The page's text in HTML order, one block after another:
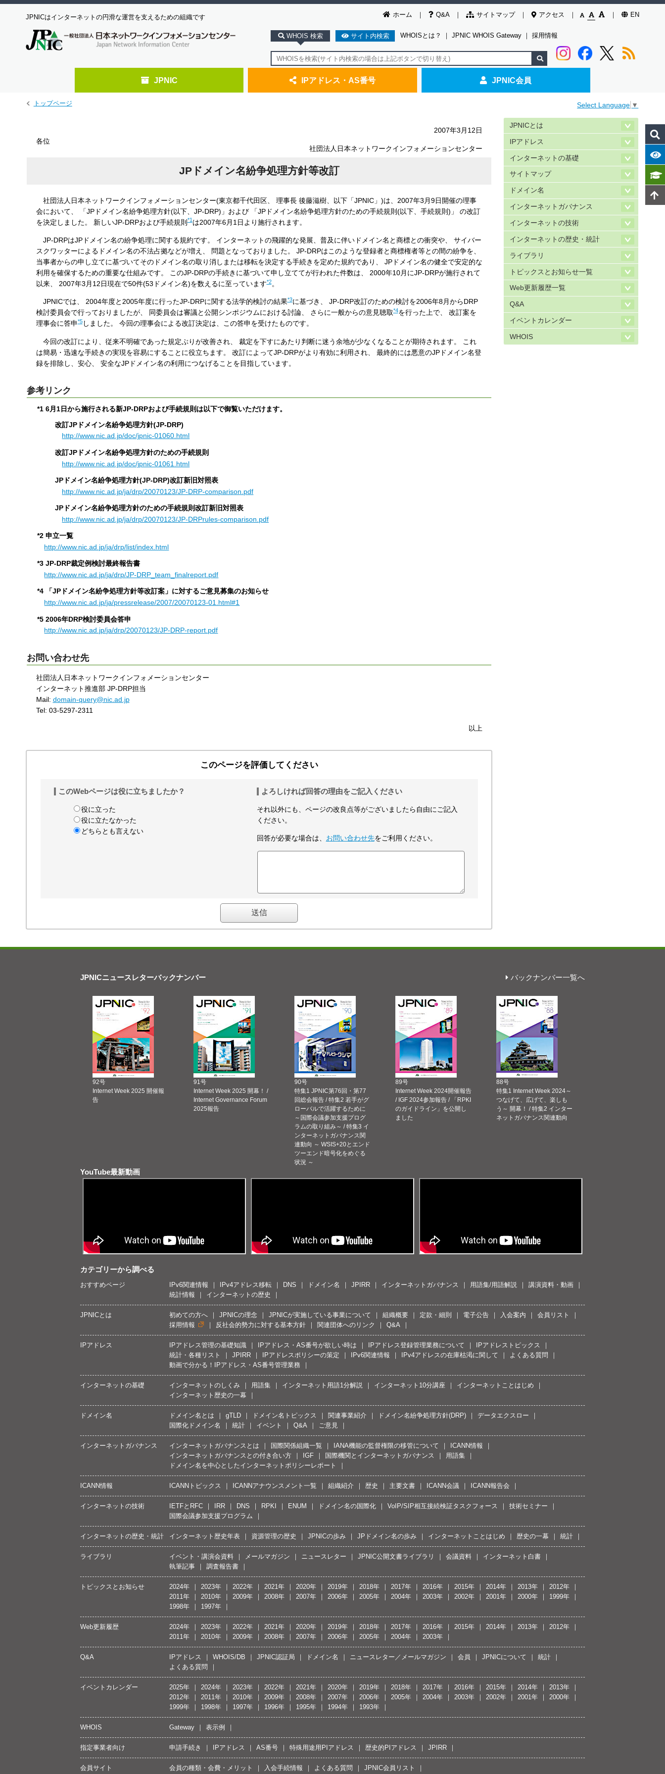
ホーム Q&A サイトマップ アクセス EN
JPNICはインターネットの円滑な運営を支えるための組織です
WHOIS 検索 サイト内検索 WHOISとは？ ｜ JPNIC WHOIS Gateway ｜ 採用情報
JPNIC IPアドレス・AS番号 JPNIC会員
トップページ Select Language ▼
2007年3月12日
各位
社団法人日本ネットワークインフォメーションセンター
JPドメイン名紛争処理方針等改訂
社団法人日本ネットワークインフォメーションセンター(東京都千代田区、 理事長 後藤滋樹、以下「JPNIC」)は、2007年3月9日開催の理事
会において、 「JPドメイン名紛争処理方針(以下、JP-DRP)」および 「JPドメイン名紛争処理方針のための手続規則(以下、手続規則)」 の改訂
を決定しました。 新しいJP-DRPおよび手続規則*1 は2007年6月1日より施行されます。
JP-DRPはJPドメイン名の紛争処理に関する規約です。 インターネットの飛躍的な発展、普及に伴いドメイン名と商標との衝突や、 サイバー
スクワッターによるドメイン名の不法占拠などが増え、 問題となっておりました。 JP-DRPはこのような登録者と商標権者等との間の紛争を、
当事者からの申し立てに基づいてそのドメイン名の取り消しまたは移転を決定する手続きを定めた規約であり、 JPドメイン名の健全で安定的な
利用を確保するための重要な仕組みです。 このJP-DRPの手続きに基づいて申し立ててが行われた件数は、 2000年10月にJP-DRPが施行されて
以来、 2007年3月12日現在で50件(53ドメイン名)を数えるに至っています*2。
JPNICでは、 2004年度と2005年度に行ったJP-DRPに関する法学的検討の結果*3に基づき、 JP-DRP改訂のための検討を2006年8月からDRP
検討委員会で行っておりましたが、 同委員会は審議と公開シンポジウムにおける討論、 さらに一般からの意見聴取*4を行った上で、 改訂案を
理事会に答申*5しました。 今回の理事会による改訂決定は、この答申を受けたものです。
今回の改訂により、従来不明確であった規定ぶりが改善され、 裁定を下すにあたり判断に迷う余地が少なくなることが期待されます。 これ
は簡易・迅速な手続きの実現を容易にすることに役立ちます。 改訂によってJP-DRPがより有効に利用され、 最終的には悪意のJPドメイン名登
録を排除し、安心、 安全なJPドメイン名の利用につなげることを目指しています。
参考リンク
*1 6月1日から施行される新JP-DRPおよび手続規則は以下で御覧いただけます。
改訂JPドメイン名紛争処理方針(JP-DRP)
http://www.nic.ad.jp/doc/jpnic-01060.html
改訂JPドメイン名紛争処理方針のための手続規則
http://www.nic.ad.jp/doc/jpnic-01061.html
JPドメイン名紛争処理方針(JP-DRP)改訂新旧対照表
http://www.nic.ad.jp/ja/drp/20070123/JP-DRP-comparison.pdf
JPドメイン名紛争処理方針のための手続規則改訂新旧対照表
http://www.nic.ad.jp/ja/drp/20070123/JP-DRPrules-comparison.pdf
*2 申立一覧
http://www.nic.ad.jp/ja/drp/list/index.html
*3 JP-DRP裁定例検討最終報告書
http://www.nic.ad.jp/ja/drp/JP-DRP_team_finalreport.pdf
*4 「JPドメイン名紛争処理方針等改訂案」に対するご意見募集のお知らせ
http://www.nic.ad.jp/ja/pressrelease/2007/20070123-01.html#1
*5 2006年DRP検討委員会答申
http://www.nic.ad.jp/ja/drp/20070123/JP-DRP-report.pdf
お問い合わせ先
社団法人日本ネットワークインフォメーションセンター
インターネット推進部 JP-DRP担当
Mail: domain-query@nic.ad.jp
Tel: 03-5297-2311
以上
JPNICとは
IPアドレス
インターネットの基礎
サイトマップ
ドメイン名
インターネットガバナンス
インターネットの技術
インターネットの歴史・統計
ライブラリ
トピックスとお知らせ一覧
Web更新履歴一覧
Q&A
イベントカレンダー
WHOIS
このページを評価してください
このWebページは役に立ちましたか？
役に立った
役に立たなかった
どちらとも言えない
よろしければ回答の理由をご記入ください
それ以外にも、ページの改良点等がございましたら自由にご記入
ください。
回答が必要な場合は、 お問い合わせ先をご利用ください。
JPNICニュースレターバックナンバー バックナンバー一覧へ
92号
Internet Week 2025 開催報
告
91号
Internet Week 2025 開幕！ /
Internet Governance Forum
2025報告
90号
特集1 JPNIC第76回・第77
回総会報告 / 特集2 若手がグ
ローバルで活躍するために
～国際会議参加支援プログ
ラムの取り組み～ / 特集3 イ
ンターネットガバナンス関
連動向 ～ WSIS+20とエンド
ツーエンド暗号化をめぐる
状況 ～
89号
Internet Week 2024開催報告
/ IGF 2024参加報告 / 「RPKI
のガイドライン」を公開し
ました
88号
特集1 Internet Week 2024～
つなげて、広げて、楽しも
う～ 開幕！ / 特集2 インター
ネットガバナンス関連動向
YouTube最新動画
カテゴリーから調べる
おすすめページ IPv6関連情報 IPv4アドレス移転 DNS ドメイン名 JPIRR インターネットガバナンス 用語集/用語解説
講演資料・動画
統計情報
インターネットの歴史
JPNICとは 初めての方へ JPNICの理念 JPNICが実施している事業について 組織概要 定款・細則 電子公告 入会案内
会員リスト
採用情報
反社会的勢力に対する基本方針 関連団体へのリンク Q&A
IPアドレス IPアドレス管理の基礎知識 IPアドレス・AS番号が欲しい時は IPアドレス登録管理業務について
IPアドレストピックス
統計・各種リスト
JPIRR IPアドレスポリシーの策定 IPv6関連情報 IPv4アドレスの在庫枯渇に関して
よくある質問
動画で分かる！IPアドレス・AS番号管理業務
インターネットの基礎 インターネットのしくみ 用語集 インターネット用語1分解説 インターネット10分講座
インターネットことはじめ
インターネット歴史の一幕
ドメイン名 ドメイン名とは gTLD ドメイン名トピックス 関連事業紹介 ドメイン名紛争処理方針(DRP)
データエクスロー
国際化ドメイン名
統計 イベント Q&A ご意見
インターネットガバナンス インターネットガバナンスとは 国際関係組織一覧 IANA機能の監督権限の移管について
ICANN情報
インターネットガバナンスとの付き合い方
IGF 国際機関とインターネットガバナンス
用語集
ドメイン名を中心としたインターネットポリシーレポート
ICANN情報 ICANNトピックス ICANNアナウンスメント一覧 組織紹介 歴史 主要文書 ICANN会議 ICANN報告会
インターネットの技術 IETFとRFC IRR DNS RPKI ENUM ドメイン名の国際化 VoIP/SIP相互接続検証タスクフォース
技術セミナー
国際会議参加支援プログラム
インターネットの歴史・統計 インターネット歴史年表 資源管理の歴史 JPNICの歩み JPドメイン名の歩み インターネットことはじめ 歴史の一幕 統計
ライブラリ イベント・講演会資料 メールマガジン ニュースレター JPNIC公開文書ライブラリ 会議資料
インターネット白書
執筆記事
調査報告書
トピックスとお知らせ 2024年 2023年 2022年 2021年 2020年 2019年 2018年 2017年 2016年 2015年 2014年 2013年
2012年
2011年
2010年 2009年 2008年 2007年 2006年 2005年 2004年 2003年 2002年 2001年 2000年
1999年
1998年
1997年
Web更新履歴 2024年 2023年 2022年 2021年 2020年 2019年 2018年 2017年 2016年 2015年 2014年 2013年
2012年
2011年
2010年 2009年 2008年 2007年 2006年 2005年 2004年 2003年
Q&A IPアドレス WHOIS/DB JPNIC認証局 ドメイン名 ニュースレター／メールマガジン 会員 JPNICについて
統計
よくある質問
イベントカレンダー 2025年 2024年 2023年 2022年 2021年 2020年 2019年 2018年 2017年 2016年 2015年 2014年
2013年
2012年
2011年 2010年 2009年 2008年 2007年 2006年 2005年 2004年 2003年 2002年 2001年
2000年
1999年
1998年 1997年 1996年 1995年 1994年 1993年
WHOIS Gateway 表示例
指定事業者向け 申請手続き IPアドレス AS番号 特殊用途用PIアドレス 歴史的PIアドレス JPIRR
会員サイト 会員の種類・会費・メリット 入会手続情報 よくある質問 JPNIC会員リスト